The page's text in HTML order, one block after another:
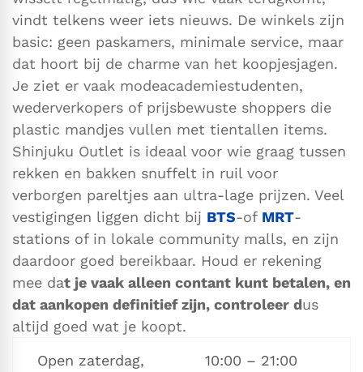
vindt telkens weer iets nieuws. De winkels zijn
basic: geen paskamers, minimale service, maar
dat hoort bij de charme van het koopjesjagen.
Je ziet er vaak modeacademiestudenten,
wederverkopers of prijsbewuste shoppers die
plastic mandjes vullen met tientallen items.
Shinjuku Outlet is ideaal voor wie graag tussen
rekken en bakken snuffelt in ruil voor
verborgen pareltjes aan ultra-lage prijzen. Veel
vestigingen liggen dicht bij BTS-of MRT-
stations of in lokale community malls, en zijn
daardoor goed bereikbaar. Houd er rekening
mee dat je vaak alleen contant kunt betalen, en
dat aankopen definitief zijn, controleer dus
altijd goed wat je koopt.
Open zaterdag,
10:00 – 21:00